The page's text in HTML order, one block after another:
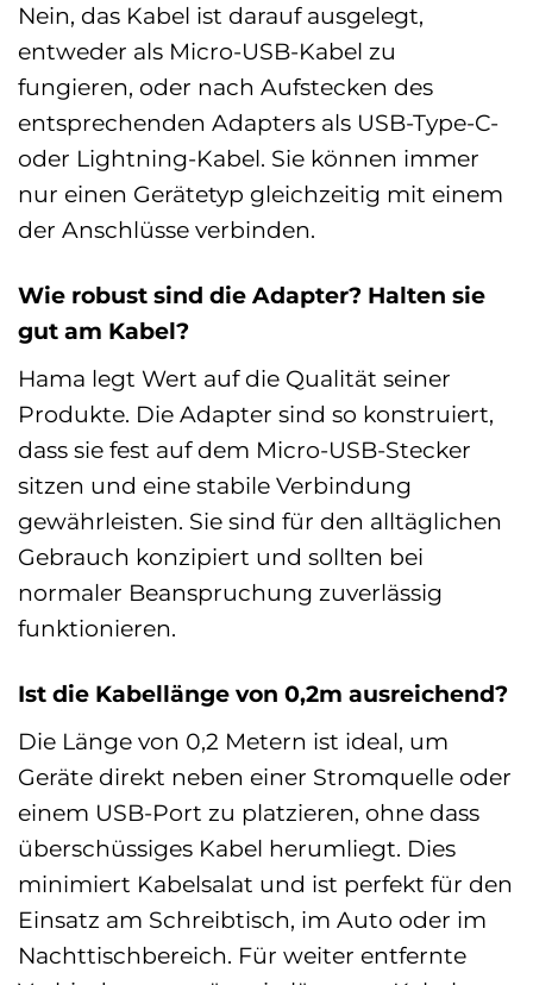
Nein, das Kabel ist darauf ausgelegt,
entweder als Micro-USB-Kabel zu
fungieren, oder nach Aufstecken des
entsprechenden Adapters als USB-Type-C-
oder Lightning-Kabel. Sie können immer
nur einen Gerätetyp gleichzeitig mit einem
der Anschlüsse verbinden.
Wie robust sind die Adapter? Halten sie
gut am Kabel?
Hama legt Wert auf die Qualität seiner
Produkte. Die Adapter sind so konstruiert,
dass sie fest auf dem Micro-USB-Stecker
sitzen und eine stabile Verbindung
gewährleisten. Sie sind für den alltäglichen
Gebrauch konzipiert und sollten bei
normaler Beanspruchung zuverlässig
funktionieren.
Ist die Kabellänge von 0,2m ausreichend?
Die Länge von 0,2 Metern ist ideal, um
Geräte direkt neben einer Stromquelle oder
einem USB-Port zu platzieren, ohne dass
überschüssiges Kabel herumliegt. Dies
minimiert Kabelsalat und ist perfekt für den
Einsatz am Schreibtisch, im Auto oder im
Nachttischbereich. Für weiter entfernte